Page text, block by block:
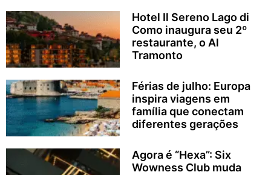
Hotel Il Sereno Lago di
Como inaugura seu 2º
restaurante, o Al
Tramonto
Férias de julho: Europa
inspira viagens em
família que conectam
diferentes gerações
Agora é “Hexa”: Six
Wowness Club muda